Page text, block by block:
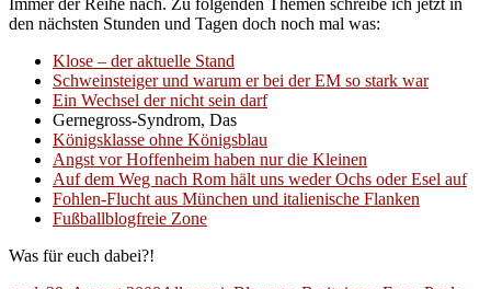
Immer der Reihe nach. Zu folgenden Themen schreibe ich jetzt in
den nächsten Stunden und Tagen doch noch mal was:
Klose – der aktuelle Stand
Schweinsteiger und warum er bei der EM so stark war
Ein Wechsel der nicht sein darf
Gernegross-Syndrom, Das
Königsklasse ohne Königsblau
Angst vor Hoffenheim haben nur die Kleinen
Auf dem Weg nach Rom hält uns weder Ochs oder Esel auf
Fohlen-Flucht aus München und italienische Flanken
Fußballblogfreie Zone
Was für euch dabei?!